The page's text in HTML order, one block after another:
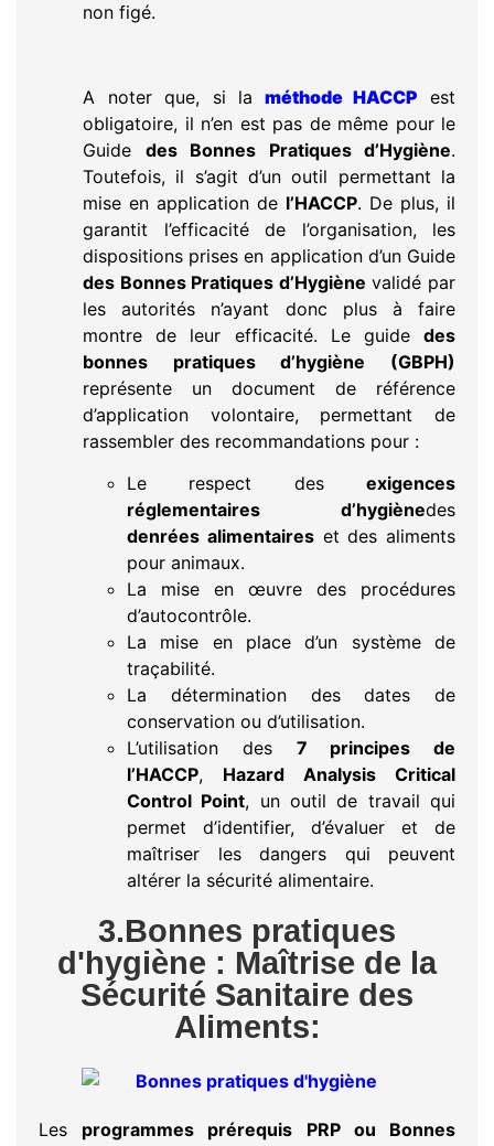
non figé.
A noter que, si la méthode HACCP
est
obligatoire, il n’en est pas de même pour le
Guide des Bonnes Pratiques d’Hygiène.
Toutefois, il s’agit d’un outil permettant la
mise en application de l’HACCP. De plus, il
garantit l’efficacité de l’organisation, les
dispositions prises en application d’un Guide
des Bonnes Pratiques d’Hygiène validé par
les autorités n’ayant donc plus à faire
montre de leur efficacité. Le guide des
bonnes pratiques d’hygiène (GBPH)
représente un document de référence
d’application volontaire, permettant de
rassembler des recommandations pour :
Le respect des exigences
réglementaires d’hygiènedes
denrées alimentaireset des aliments
pour animaux.
La mise en œuvre des procédures
d’autocontrôle.
La mise en place d’un système de
traçabilité.
La détermination des dates de
conservation ou d’utilisation.
L’utilisation des 7 principes de
l’HACCP, Hazard Analysis Critical
Control Point, un outil de travail qui
permet d’identifier, d’évaluer et de
maîtriser les dangers qui peuvent
altérer la sécurité alimentaire.
3.Bonnes pratiques
d'hygiène : Maîtrise de la
Sécurité Sanitaire des
Aliments:
Les programmes prérequis
PRP ou Bonnes